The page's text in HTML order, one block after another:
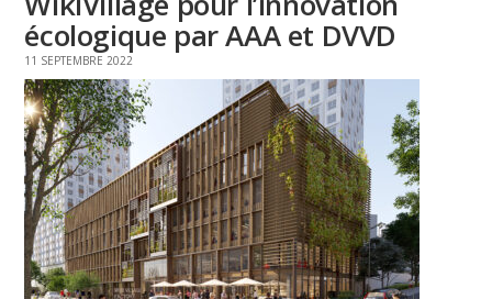
écologique par AAA et DVVD
11 SEPTEMBRE 2022